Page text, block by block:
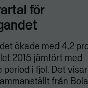
för
ökade med 4,2
2015 jämfört med
period i fjol. Det
från